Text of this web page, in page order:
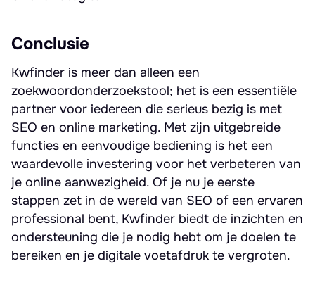
Conclusie
Kwfinder is meer dan alleen een
zoekwoordonderzoekstool; het is een essentiële
partner voor iedereen die serieus bezig is met
SEO en online marketing. Met zijn uitgebreide
functies en eenvoudige bediening is het een
waardevolle investering voor het verbeteren van
je online aanwezigheid. Of je nu je eerste
stappen zet in de wereld van SEO of een ervaren
professional bent, Kwfinder biedt de inzichten en
ondersteuning die je nodig hebt om je doelen te
bereiken en je digitale voetafdruk te vergroten.